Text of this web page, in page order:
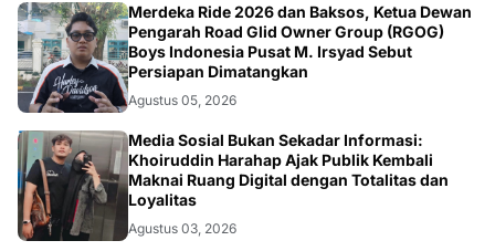
NASIONAL
Merdeka Ride 2026 dan Baksos, Ketua Dewan
Pengarah Road Glid Owner Group (RGOG)
Boys Indonesia Pusat M. Irsyad Sebut
Persiapan Dimatangkan
Agustus 05, 2026
OPINI
Media Sosial Bukan Sekadar Informasi:
Khoiruddin Harahap Ajak Publik Kembali
Maknai Ruang Digital dengan Totalitas dan
Loyalitas
Agustus 03, 2026